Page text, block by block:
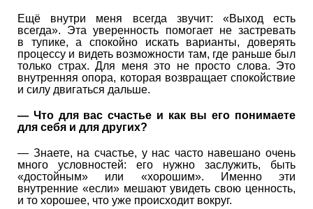
Ещё внутри меня всегда звучит: «Выход есть
всегда». Эта уверенность помогает не застревать
в тупике, а спокойно искать варианты, доверять
процессу и видеть возможности там, где раньше был
только страх. Для меня это не просто слова. Это
внутренняя опора, которая возвращает спокойствие
и силу двигаться дальше.
— Что для вас счастье и как вы его понимаете
для себя и для других?
— Знаете, на счастье, у нас часто навешано очень
много условностей: его нужно заслужить, быть
«достойным» или «хорошим». Именно эти
внутренние «если» мешают увидеть свою ценность,
и то хорошее, что уже происходит вокруг.